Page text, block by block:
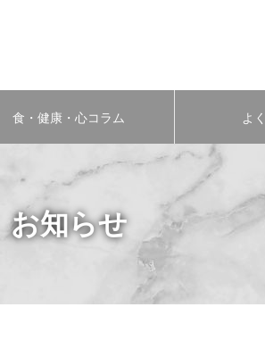
食・健康・心コラム よ
お知らせ